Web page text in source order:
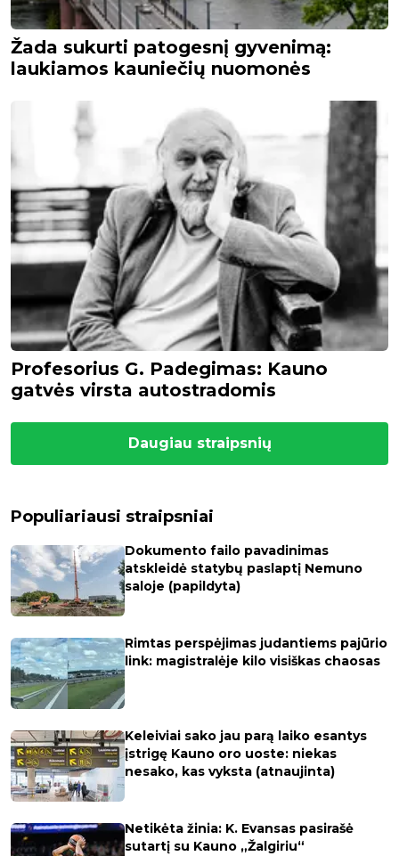
Žada sukurti patogesnį gyvenimą:
laukiamos kauniečių nuomonės
Profesorius G. Padegimas: Kauno
gatvės virsta autostradomis
Daugiau straipsnių
Populiariausi straipsniai
Dokumento failo pavadinimas
atskleidė statybų paslaptį Nemuno
saloje (papildyta)
Rimtas perspėjimas judantiems pajūrio
link: magistralėje kilo visiškas chaosas
Keleiviai sako jau parą laiko esantys
įstrigę Kauno oro uoste: niekas
nesako, kas vyksta (atnaujinta)
Netikėta žinia: K. Evansas pasirašė
sutartį su Kauno „Žalgiriu“